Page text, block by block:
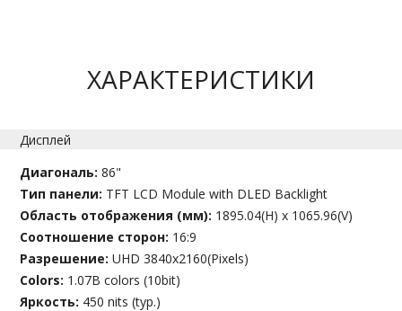
ХАРАКТЕРИСТИКИ
Дисплей
Диагональ:86"
Тип панели: TFT LCD Module with DLED Backlight
Область отображения (мм): 1895.04(H) x 1065.96(V)
Соотношение сторон: 16:9
Разрешение:UHD 3840x2160(Pixels)
Colors: 1.07B colors (10bit)
Яркость: 450 nits (typ.)